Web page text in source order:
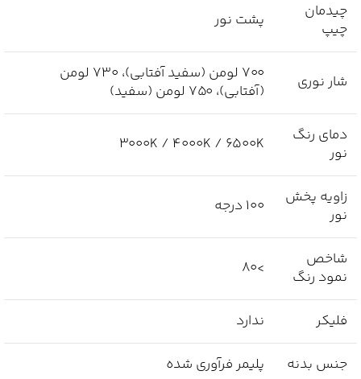
چیدمان
چیپ
پشت نور
شار نوری
700 لومن (سفید آفتابی)، 730 لومن
(آفتابی)، 750 لومن (سفید)
دمای رنگ
نور
3000K / 4000K / 6500K
زاویه پخش
نور
100 درجه
شاخص
نمود رنگ
>80
فلیکر ندارد
جنس بدنه پلیمر فرآوری شده